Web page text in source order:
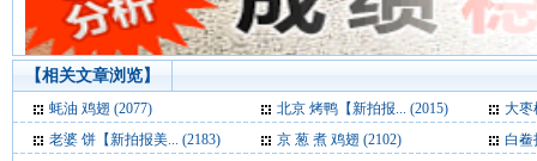
【相关文章浏览】
蚝油 鸡翅 (2077) 北京 烤鸭【新拍报... (2015)
大枣
老婆 饼【新拍报美... (2183)
京 葱 煮 鸡翅 (2102)
白鲞